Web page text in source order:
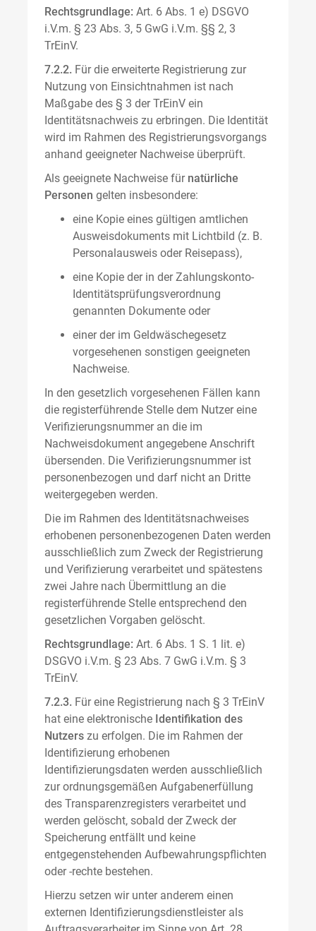
Rechtsgrundlage: Art. 6 Abs. 1 e) DSGVO
i.V.m. § 23 Abs. 3, 5 GwG i.V.m. §§ 2, 3
TrEinV.
7.2.2. Für die erweiterte Registrierung zur
Nutzung von Einsichtnahmen ist nach
Maßgabe des § 3 der TrEinV ein
Identitätsnachweis zu erbringen. Die Identität
wird im Rahmen des Registrierungsvorgangs
anhand geeigneter Nachweise überprüft.
Als geeignete Nachweise für natürliche
Personen gelten insbesondere:
eine Kopie eines gültigen amtlichen
Ausweisdokuments mit Lichtbild (z. B.
Personalausweis oder Reisepass),
eine Kopie der in der Zahlungskonto-
Identitätsprüfungsverordnung
genannten Dokumente oder
einer der im Geldwäschegesetz
vorgesehenen sonstigen geeigneten
Nachweise.
In den gesetzlich vorgesehenen Fällen kann
die registerführende Stelle dem Nutzer eine
Verifizierungsnummer an die im
Nachweisdokument angegebene Anschrift
übersenden. Die Verifizierungsnummer ist
personenbezogen und darf nicht an Dritte
weitergegeben werden.
Die im Rahmen des Identitätsnachweises
erhobenen personenbezogenen Daten werden
ausschließlich zum Zweck der Registrierung
und Verifizierung verarbeitet und spätestens
zwei Jahre nach Übermittlung an die
registerführende Stelle entsprechend den
gesetzlichen Vorgaben gelöscht.
Rechtsgrundlage: Art. 6 Abs. 1 S. 1 lit. e)
DSGVO i.V.m. § 23 Abs. 7 GwG i.V.m. § 3
TrEinV.
7.2.3. Für eine Registrierung nach § 3 TrEinV
hat eine elektronische Identifikation des
Nutzers zu erfolgen. Die im Rahmen der
Identifizierung erhobenen
Identifizierungsdaten werden ausschließlich
zur ordnungsgemäßen Aufgabenerfüllung
des Transparenzregisters verarbeitet und
werden gelöscht, sobald der Zweck der
Speicherung entfällt und keine
entgegenstehenden Aufbewahrungspflichten
oder -rechte bestehen.
Hierzu setzen wir unter anderem einen
externen Identifizierungsdienstleister als